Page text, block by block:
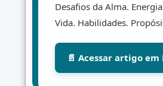
Desafios da Alma.
Vida. Habilidades.
📄 Acessar artigo em